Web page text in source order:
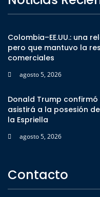
Colombia–EE.UU.: una
pero que mantuvo la
comerciales
agosto 5, 2026
Donald Trump
asistirá a la posesión
la Espriella
agosto 5, 2026
Contacto